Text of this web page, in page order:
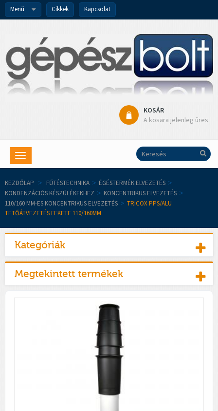
Menü Cikkek Kapcsolat
KOSÁR
A kosara jelenleg üres
Toggle
navigation
KEZDŐLAP > FŰTÉSTECHNIKA > ÉGÉSTERMÉK ELVEZETÉS >
KONDENZÁCIÓS KÉSZÜLÉKEKHEZ > KONCENTRIKUS ELVEZETÉS >
110/160 MM-ES KONCENTRIKUS ELVEZETÉS > TRICOX PPS/ALU
TETŐÁTVEZETÉS FEKETE 110/160MM
Kategóriák
Megtekintett termékek